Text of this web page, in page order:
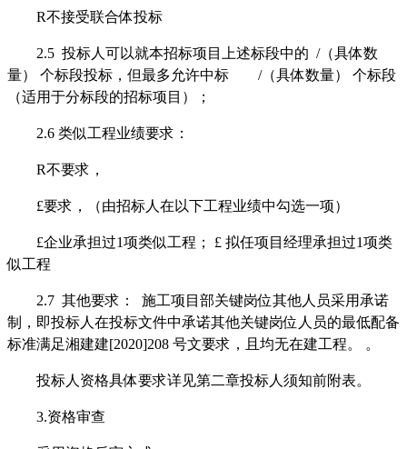
R不接受联合体投标
2.5 投标人可以就本招标项目上述标段中的 /（具体数
量）
个标段投标，但最多允许中标 /（具体数量）
个标段
（适用于分标段的招标项目）；
2.6 类似工程业绩要求：
R不要求，
£要求，（由招标人在以下工程业绩中勾选一项）
£企业承担过1项类似工程； £ 拟任项目经理承担过1项类
似工程
2.7 其他要求：
施工项目部关键岗位其他人员采用承诺
制，即投标人在投标文件中承诺其他关键岗位人员的最低配备
标准满足湘建建[2020]208 号文要求，且均无在建工程。 。
投标人资格具体要求详见第二章投标人须知前附表。
3.资格审查